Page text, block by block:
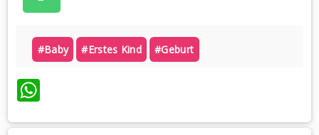
#baby #erstes Kind #geburt
WhatsApp